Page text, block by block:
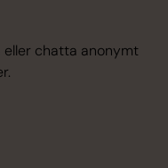
chatta anonymt